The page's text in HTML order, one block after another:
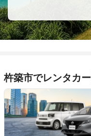
杵築市でレンタカ